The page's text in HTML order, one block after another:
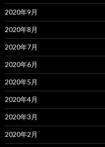
2020年9月
2020年8月
2020年7月
2020年6月
2020年5月
2020年4月
2020年3月
2020年2月